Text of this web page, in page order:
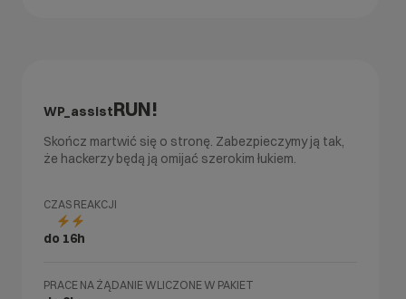
WP_assistRUN!
Skończ martwić się o stronę. Zabezpieczymy ją tak,
że hackerzy będą ją omijać szerokim łukiem.
CZAS REAKCJI
do 16h
PRACE NA ŻĄDANIE WLICZONE W PAKIET